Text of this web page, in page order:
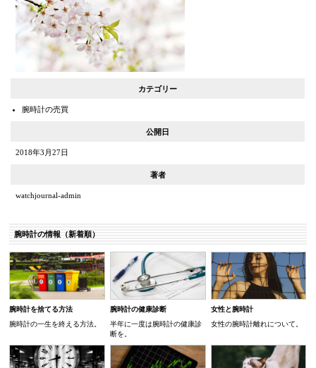
カテゴリー
腕時計の売買
公開日
2018年3月27日
著者
watchjournal-admin
腕時計の情報（新着順）
腕時計を捨てる方法
腕時計の一生を終える方法。
腕時計の健康診断
半年に一度は腕時計の健康診
断を。
女性と腕時計
女性の腕時計離れについて。